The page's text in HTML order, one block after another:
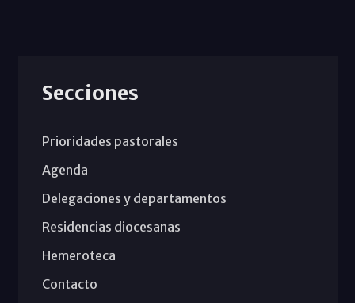
Secciones
Prioridades pastorales
Agenda
Delegaciones y departamentos
Residencias diocesanas
Hemeroteca
Contacto